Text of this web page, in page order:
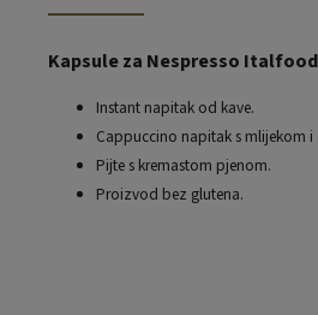
Kapsule za Nespresso
Instant napitak od kave.
Cappuccino napitak s mlijekom
Pijte s kremastom pjenom.
Proizvod bez glutena.